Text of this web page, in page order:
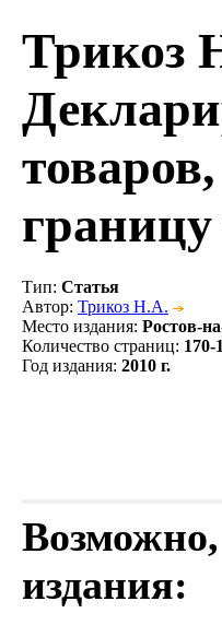
Трикоз
Тип: Статья
Автор: Трикоз Н.А.
Место издания: Ростов-
Количество страниц: 170-
Год издания: 2010 г.
издания: